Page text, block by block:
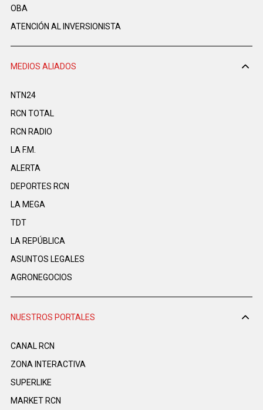
OBA
ATENCIÓN AL INVERSIONISTA
MEDIOS ALIADOS
NTN24
RCN TOTAL
RCN RADIO
LA F.M.
ALERTA
DEPORTES RCN
LA MEGA
TDT
LA REPÚBLICA
ASUNTOS LEGALES
AGRONEGOCIOS
NUESTROS PORTALES
CANAL RCN
ZONA INTERACTIVA
SUPERLIKE
MARKET RCN